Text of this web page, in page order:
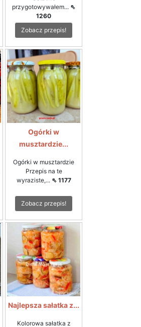
przygotowywałem... ⇖
1260
Zobacz przepis!
Ogórki w
musztardzie...
Ogórki w musztardzie
Przepis na te
wyraziste,... ⇖ 1177
Zobacz przepis!
Najlepsza sałatka z...
Kolorowa sałatka z